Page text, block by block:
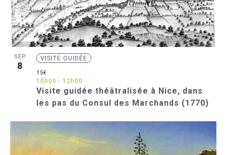
SEP
8
Visite guidée théâtralisée à Nice, dans
les pas du Consul des Marchands (1770)
VISITE GUIDÉE
10h00 - 12h00
15€